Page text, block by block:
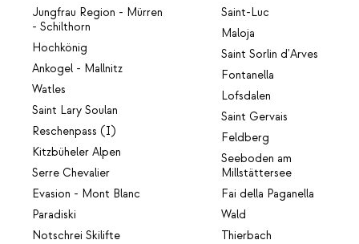
Jungfrau Region - Mürren
- Schilthorn
Hochkönig
Ankogel - Mallnitz
Watles
Saint Lary Soulan
Reschenpass (I)
Kitzbüheler Alpen
Serre Chevalier
Evasion - Mont Blanc
Paradiski
Notschrei Skilifte
Saint-Luc
Maloja
Saint Sorlin d'Arves
Fontanella
Lofsdalen
Saint Gervais
Feldberg
Seeboden am
Millstättersee
Fai della Paganella
Wald
Thierbach